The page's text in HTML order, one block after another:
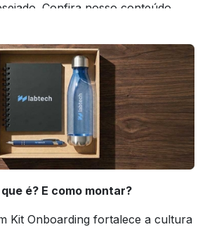
Confira nosso conteúdo
é? E como montar?
Kit Onboarding fortalece a cultura